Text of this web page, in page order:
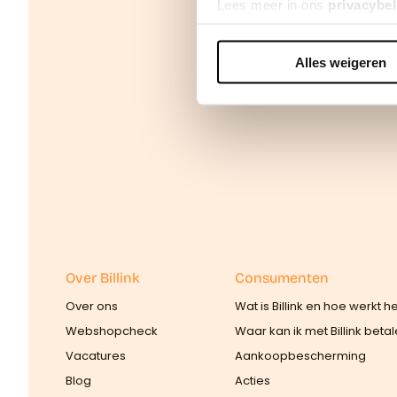
Lees meer in ons
We werken samen met42
Alles weigeren
Over Billink
Over ons
Webshopcheck
Vacatures
Blog
Consumenten
Wat is Billink en hoe werkt
Waar kan ik met Billink
Aankoopbescherming
Acties